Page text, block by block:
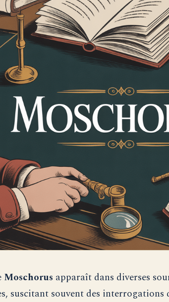
Moschorus apparaît dans diverses
suscitant souvent des